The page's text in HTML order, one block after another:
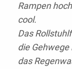
Rampen
cool.
Das
die
das